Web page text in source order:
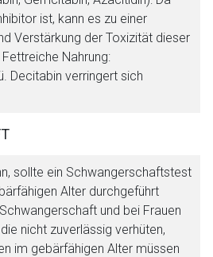
ist, kann es zu einer
Verstärkung der Toxizität dieser
Nahrung:
Decitabin verringert sich
sollte ein Schwangerschaftstest
Alter durchgeführt
und bei Frauen
nicht zuverlässig verhüten,
im gebärfähigen Alter müssen